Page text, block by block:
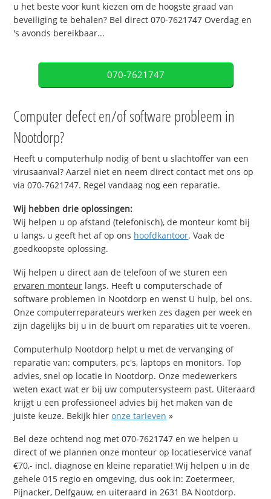
u het beste voor kunt kiezen om de hoogste graad van
beveiliging te behalen? Bel direct 070-7621747 Overdag en
's avonds bereikbaar...
070-7621747
Computer defect en/of software probleem in
Nootdorp?
Heeft u computerhulp nodig of bent u slachtoffer van een
virusaanval? Aarzel niet en neem direct contact met ons op
via 070-7621747. Regel vandaag nog een reparatie.
Wij hebben drie oplossingen:
Wij helpen u op afstand (telefonisch), de monteur komt bij
u langs, u geeft het af op ons hoofdkantoor. Vaak de
goedkoopste oplossing.
Wij helpen u direct aan de telefoon of we sturen een
ervaren monteur langs. Heeft u computerschade of
software problemen in Nootdorp en wenst U hulp, bel ons.
Onze computerreparateurs werken zes dagen per week en
zijn dagelijks bij u in de buurt om reparaties uit te voeren.
Computerhulp Nootdorp helpt u met de vervanging of
reparatie van: computers, pc's, laptops en monitors. Top
advies, snel op locatie in Nootdorp. Onze medewerkers
weten exact wat er bij uw computersysteem past. Uiteraard
krijgt u een professioneel advies bij het maken van de
juiste keuze. Bekijk hieronze tarieven »
Bel deze ochtend nog met 070-7621747 en we helpen u
direct of we plannen onze monteur op locatieservice vanaf
€70,- incl. diagnose en kleine reparatie! Wij helpen u in de
gehele 015 regio en omgeving, dus ook in: Zoetermeer,
Pijnacker, Delfgauw, en uiteraard in 2631 BA Nootdorp.